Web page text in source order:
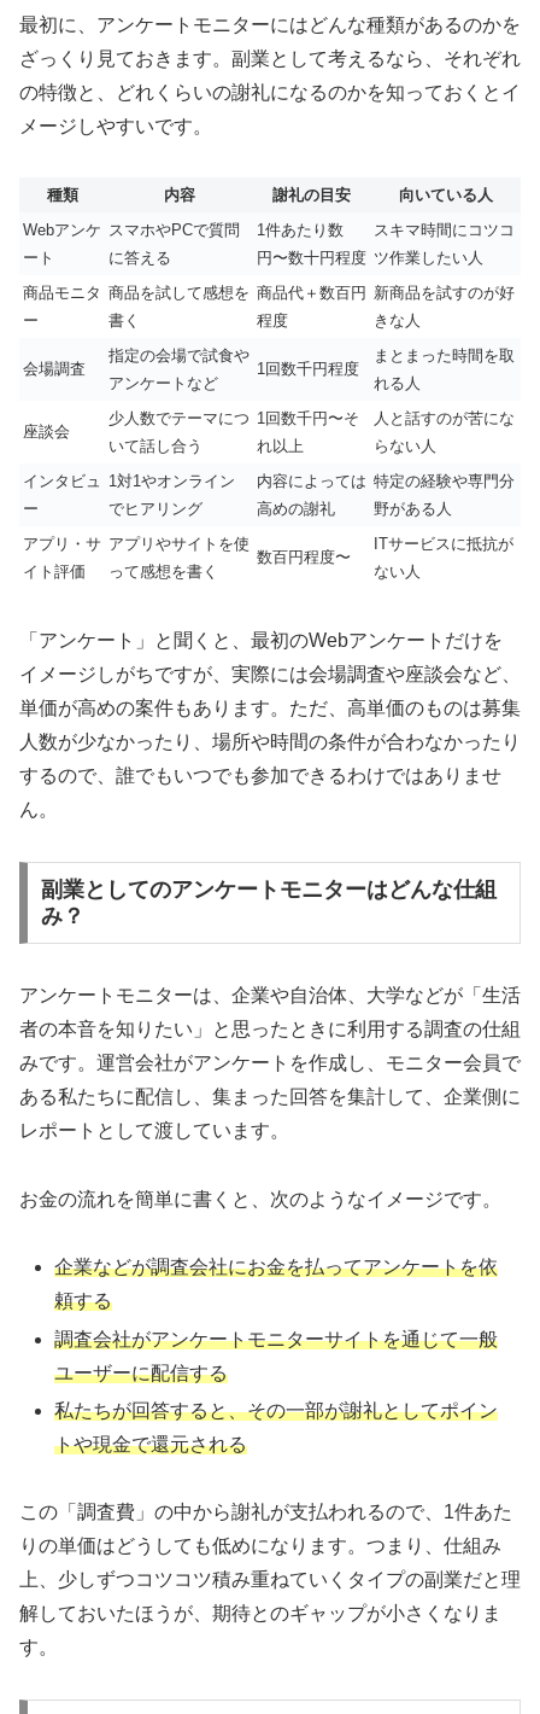
最初に、アンケートモニターにはどんな種類があるのかを
ざっくり見ておきます。副業として考えるなら、それぞれ
の特徴と、どれくらいの謝礼になるのかを知っておくとイ
メージしやすいです。
種類 内容 謝礼の目安
向いている人
Webアンケ
ート
スマホやPCで質問
に答える
1件あたり数
円〜数十円程度
スキマ時間にコツコ
ツ作業したい人
商品モニタ
ー
商品を試して感想を
書く
商品代＋数百円
程度
新商品を試すのが好
きな人
会場調査
指定の会場で試食や
アンケートなど
1回数千円程度
まとまった時間を取
れる人
座談会
少人数でテーマにつ
いて話し合う
1回数千円〜そ
れ以上
人と話すのが苦にな
らない人
インタビュ
ー
1対1やオンライン
でヒアリング
内容によっては
高めの謝礼
特定の経験や専門分
野がある人
アプリ・サ
イト評価
アプリやサイトを使
って感想を書く
数百円程度〜
ITサービスに抵抗が
ない人
「アンケート」と聞くと、最初のWebアンケートだけを
イメージしがちですが、実際には会場調査や座談会など、
単価が高めの案件もあります。ただ、高単価のものは募集
人数が少なかったり、場所や時間の条件が合わなかったり
するので、誰でもいつでも参加できるわけではありませ
ん。
副業としてのアンケートモニターはどんな仕組
み？
アンケートモニターは、企業や自治体、大学などが「生活
者の本音を知りたい」と思ったときに利用する調査の仕組
みです。運営会社がアンケートを作成し、モニター会員で
ある私たちに配信し、集まった回答を集計して、企業側に
レポートとして渡しています。
お金の流れを簡単に書くと、次のようなイメージです。
企業などが調査会社にお金を払ってアンケートを依
頼する
調査会社がアンケートモニターサイトを通じて一般
ユーザーに配信する
私たちが回答すると、その一部が謝礼としてポイン
トや現金で還元される
この「調査費」の中から謝礼が支払われるので、1件あた
りの単価はどうしても低めになります。つまり、仕組み
上、少しずつコツコツ積み重ねていくタイプの副業だと理
解しておいたほうが、期待とのギャップが小さくなりま
す。